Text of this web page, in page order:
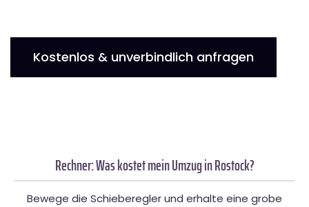
Kostenlos & unverbindlich anfragen
Rechner: Was kostet mein Umzug in Rostock?
Bewege die Schieberegler und erhalte eine grobe